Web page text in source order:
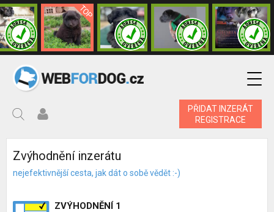
PŘIDAT INZERÁT
REGISTRACE
Zvýhodnění inzerátu
nejefektivnější cesta, jak dát o sobě vědět :-)
ZVÝHODNĚNÍ 1